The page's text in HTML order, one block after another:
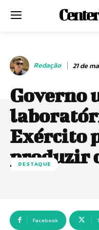
Redação 21 de
Governo
Exército
produzir
DESTAQUE
Facebook